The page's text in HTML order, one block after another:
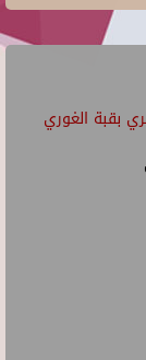
بقبة الغوري